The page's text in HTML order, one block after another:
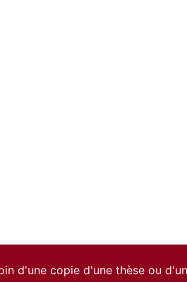
d'une copie d'une thèse ou